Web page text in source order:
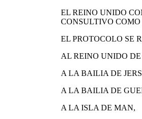
EL REINO UNIDO
CONSULTIVO
EL PROTOCOLO SE
AL REINO UNIDO
A LA BAILIA DE
A LA BAILIA DE
A LA ISLA DE MAN,